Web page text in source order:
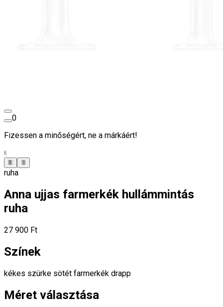
0
Fizessen a minőségért, ne a márkáért!
ruha
Anna ujjas farmerkék hullámmintás
ruha
27 900 Ft
Színek
kékes szürke sötét farmerkék drapp
Méret választása